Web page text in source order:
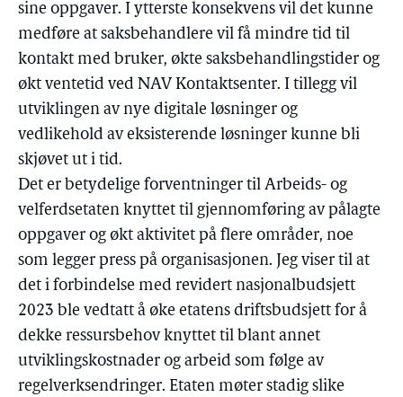
sine oppgaver. I ytterste konsekvens vil det kunne
medføre at saksbehandlere vil få mindre tid til
kontakt med bruker, økte saksbehandlingstider og
økt ventetid ved NAV Kontaktsenter. I tillegg vil
utviklingen av nye digitale løsninger og
vedlikehold av eksisterende løsninger kunne bli
skjøvet ut i tid.
Det er betydelige forventninger til Arbeids- og
velferdsetaten knyttet til gjennomføring av pålagte
oppgaver og økt aktivitet på flere områder, noe
som legger press på organisasjonen. Jeg viser til at
det i forbindelse med revidert nasjonalbudsjett
2023 ble vedtatt å øke etatens driftsbudsjett for å
dekke ressursbehov knyttet til blant annet
utviklingskostnader og arbeid som følge av
regelverksendringer. Etaten møter stadig slike